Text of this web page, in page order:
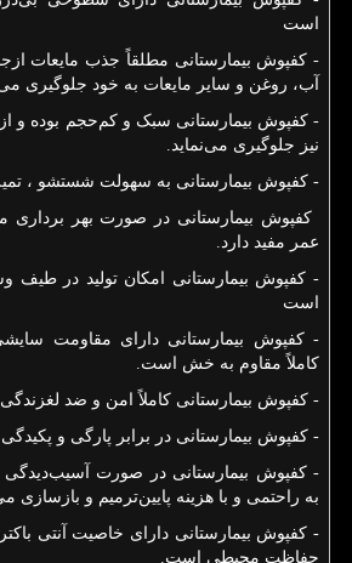
است
- کفپوش بیمارستانی مطلقاً جذب مایعات
آب، روغن و سایر مایعات به خود جلوگیری
- کفپوش بیمارستانی سبک و کم‌حجم بوده و از
نیز جلوگیری می‌نماید.
- کفپوش بیمارستانی به سهولت شستشو ،
عمر مفید دارد.
- کفپوش بیمارستانی امکان تولید در طیف
است
- کفپوش بیمارستانی دارای مقاومت سایشی
کاملاً مقاوم به خش است.
- کفپوش بیمارستانی کاملاً امن و ضد
- کفپوش بیمارستانی در برابر پارگی و
- کفپوش بیمارستانی در صورت آسیب‌دیدگی
به راحتمی و با هزینه پایین‌ترمیم و بازسازی
- کفپوش بیمارستانی دارای خاصیت آنتی
حفاظت محیطی است.